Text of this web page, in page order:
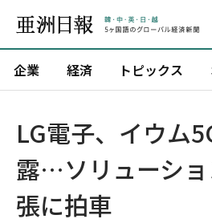
企業 経済 トピックス
LG電子、イウム
露…ソリューシ
張に拍車